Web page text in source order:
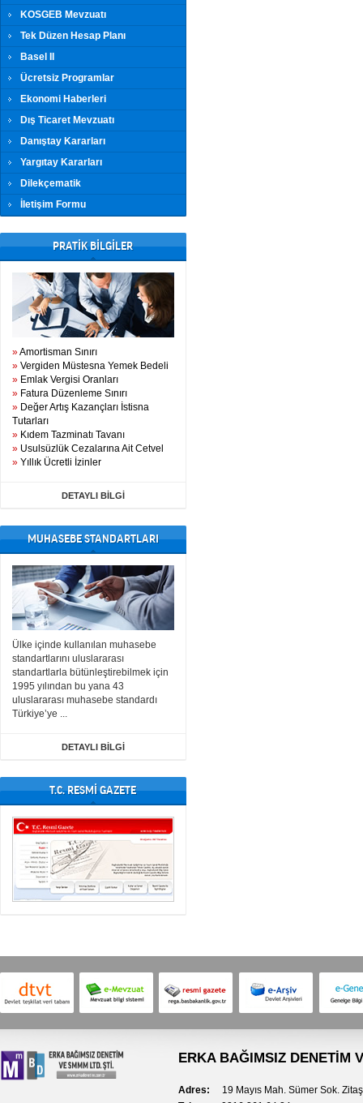
KOSGEB Mevzuatı
Tek Düzen Hesap Planı
Basel II
Ücretsiz Programlar
Ekonomi Haberleri
Dış Ticaret Mevzuatı
Danıştay Kararları
Yargıtay Kararları
Dilekçematik
İletişim Formu
PRATİK BİLGİLER
»Amortisman Sınırı
» Vergiden Müstesna Yemek Bedeli
» Emlak Vergisi Oranları
» Fatura Düzenleme Sınırı
» Değer Artış Kazançları İstisna
Tutarları
» Kıdem Tazminatı Tavanı
» Usulsüzlük Cezalarına Ait Cetvel
» Yıllık Ücretli İzinler
DETAYLI BİLGİ
MUHASEBE STANDARTLARI
Ülke içinde kullanılan muhasebe
standartlarını uluslararası
standartlarla bütünleştirebilmek için
1995 yılından bu yana 43
uluslararası muhasebe standardı
Türkiye’ye ...
DETAYLI BİLGİ
T.C. RESMİ GAZETE
ERKA BAĞIMSIZ DENETİM
Adres: 19 Mayıs Mah. Sümer Sok.